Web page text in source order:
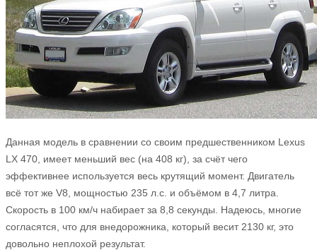
Данная модель в сравнении со своим предшественником Lexus
LX 470, имеет меньший вес (на 408 кг), за счёт чего
эффективнее используется весь крутящий момент. Двигатель
всё тот же V8, мощностью 235 л.с. и объёмом в 4,7 литра.
Скорость в 100 км/ч набирает за 8,8 секунды. Надеюсь, многие
согласятся, что для внедорожника, который весит 2130 кг, это
довольно неплохой результат.